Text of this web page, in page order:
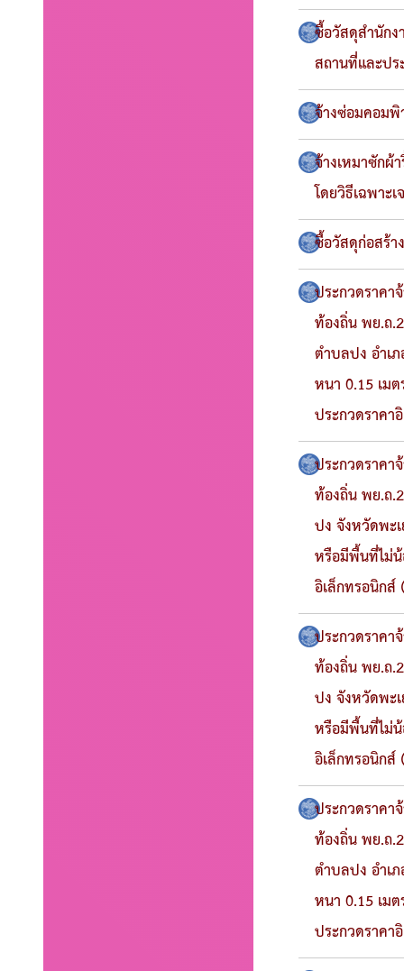
ซื้อวัสดุสำนักง
สถานที่และปร
จ้างซ่อมคอมพิ
จ้างเหมาซักผ้
โดยวิธีเฉพาะเ
ซื้อวัสดุก่อสร้า
ประกวดราคา
ท้องถิ่น พย.ถ
ตำบลปง อำเ
หนา 0.15 เม
ประกวดราค
ประกวดราคา
ท้องถิ่น พย.ถ
ปง จังหวัดพะ
หรือมีพื้นที่ไม่น้
อิเล็กทรอนิก
ประกวดราคา
ท้องถิ่น พย.ถ
ปง จังหวัดพะ
หรือมีพื้นที่ไม่น้
อิเล็กทรอนิก
ประกวดราคา
ท้องถิ่น พย.ถ
ตำบลปง อำเ
หนา 0.15 เม
ประกวดราค